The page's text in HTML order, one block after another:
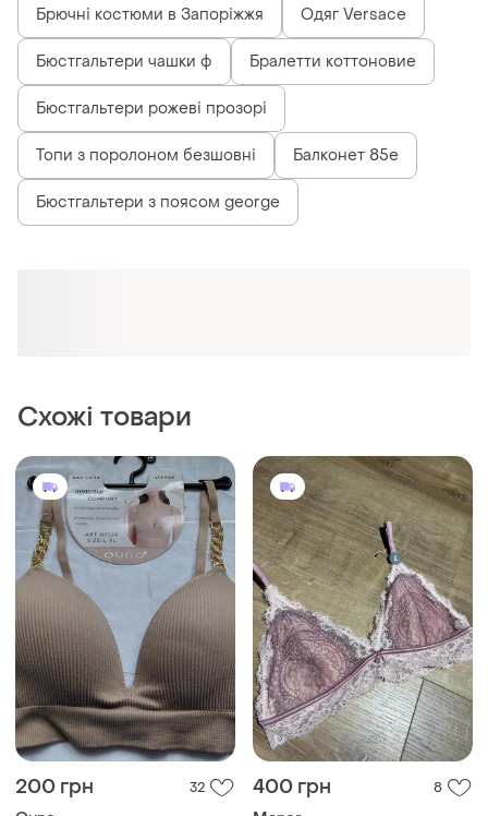
200 грн 32
Ouno
Бюстгальтер топ в рубчик , з
декором на бретелях
75B і ще 7
400 грн 8
Manor
Ліф бюстгальтер manor
75B і ще 3